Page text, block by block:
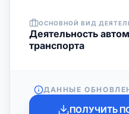
ОСНОВНОЙ ВИД
Деятельность
транспорта
ДАННЫЕ
ПОЛУЧИТЬ